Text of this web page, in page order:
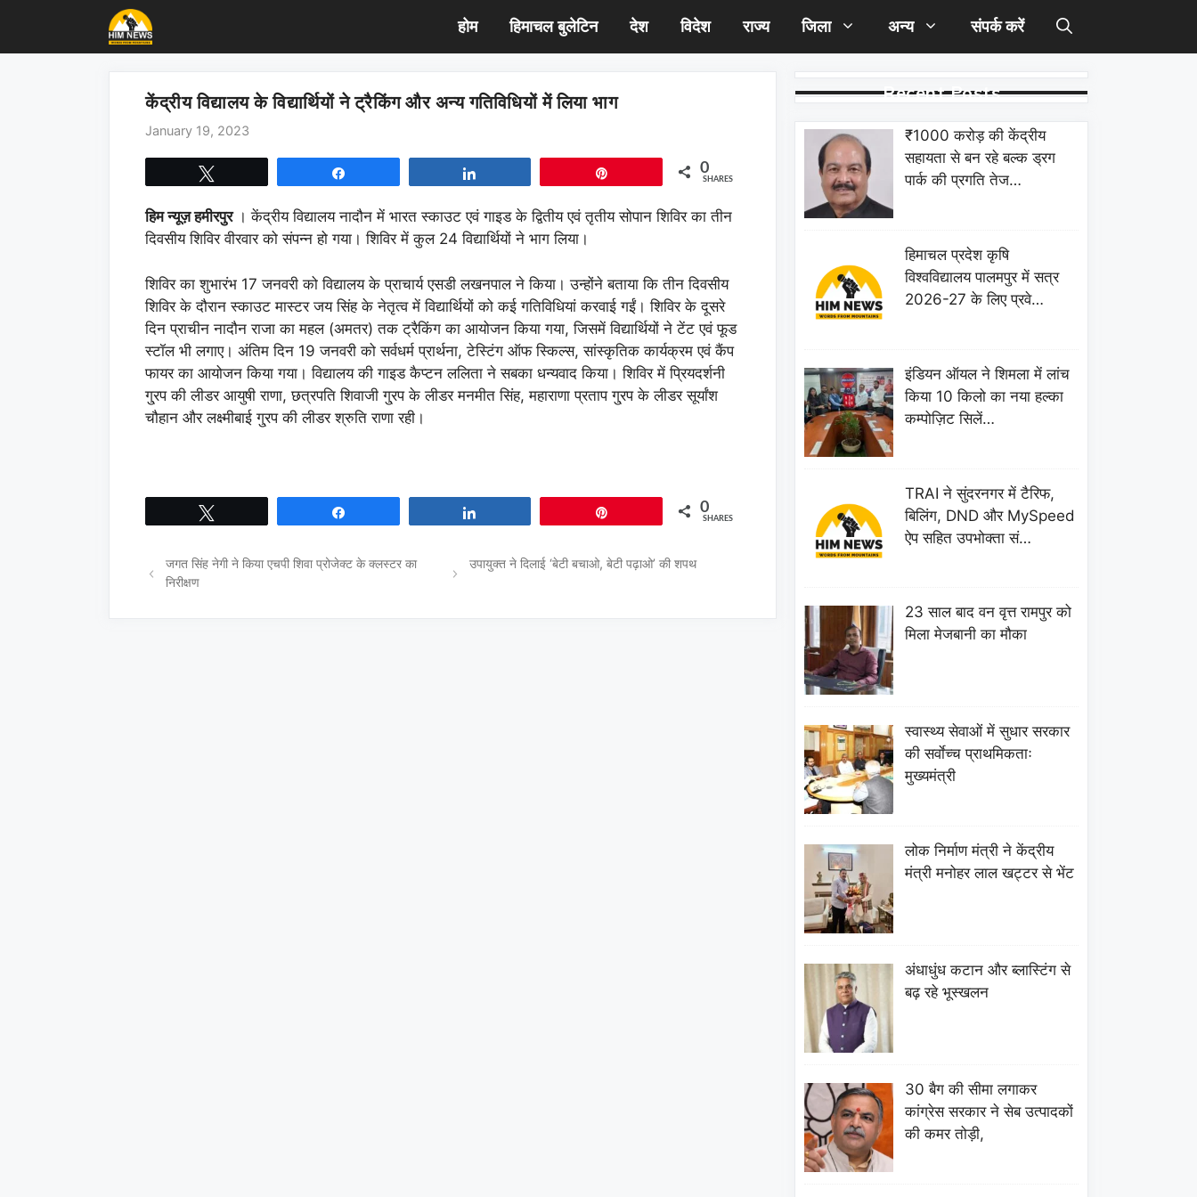
content
होम हिमाचल बुलेटिन देश विदेश राज्य जिला अन्य संपर्क करें
केंद्रीय विद्यालय के विद्यार्थियों ने ट्रैकिंग और अन्य गतिविधियों में लिया भाग
January 19, 2023
0
SHARES
हिम न्यूज़ हमीरपुर। केंद्रीय विद्यालय नादौन में भारत स्काउट एवं गाइड के द्वितीय एवं तृतीय सोपान शिविर का तीन
दिवसीय शिविर वीरवार को संपन्न हो गया। शिविर में कुल 24 विद्यार्थियों ने भाग लिया।
शिविर का शुभारंभ 17 जनवरी को विद्यालय के प्राचार्य एसडी लखनपाल ने किया। उन्होंने बताया कि तीन दिवसीय
शिविर के दौरान स्काउट मास्टर जय सिंह के नेतृत्व में विद्यार्थियों को कई गतिविधियां करवाई गईं। शिविर के दूसरे
दिन प्राचीन नादौन राजा का महल (अमतर) तक ट्रैकिंग का आयोजन किया गया, जिसमें विद्यार्थियों ने टेंट एवं फूड
स्टॉल भी लगाए। अंतिम दिन 19 जनवरी को सर्वधर्म प्रार्थना, टेस्टिंग ऑफ स्किल्स, सांस्कृतिक कार्यक्रम एवं कैंप
फायर का आयोजन किया गया। विद्यालय की गाइड कैप्टन ललिता ने सबका धन्यवाद किया। शिविर में प्रियदर्शनी
गु्रप की लीडर आयुषी राणा, छत्रपति शिवाजी गु्रप के लीडर मनमीत सिंह, महाराणा प्रताप गु्रप के लीडर सूर्यांश
चौहान और लक्ष्मीबाई गु्रप की लीडर श्रुति राणा रही।
0
SHARES
जगत सिंह नेगी ने किया एचपी शिवा प्रोजेक्ट के क्लस्टर का
निरीक्षण
उपायुक्त ने दिलाई ‘बेटी बचाओ, बेटी पढ़ाओ’ की शपथ
Recent Posts
₹1000 करोड़ की केंद्रीय
सहायता से बन रहे बल्क ड्रग
पार्क की प्रगति तेज…
हिमाचल प्रदेश कृषि
विश्वविद्यालय पालमपुर में सत्र
2026-27 के लिए प्रवे…
इंडियन ऑयल ने शिमला में लांच
किया 10 किलो का नया हल्का
कम्पोज़िट सिलें…
TRAI ने सुंदरनगर में टैरिफ,
बिलिंग, DND और MySpeed
ऐप सहित उपभोक्ता सं…
23 साल बाद वन वृत्त रामपुर को
मिला मेजबानी का मौका
स्वास्थ्य सेवाओं में सुधार सरकार
की सर्वाेच्च प्राथमिकताः
मुख्यमंत्री
लोक निर्माण मंत्री ने केंद्रीय
मंत्री मनोहर लाल खट्टर से भेंट
अंधाधुंध कटान और ब्लास्टिंग से
बढ़ रहे भूस्खलन
30 बैग की सीमा लगाकर
कांग्रेस सरकार ने सेब उत्पादकों
की कमर तोड़ी,